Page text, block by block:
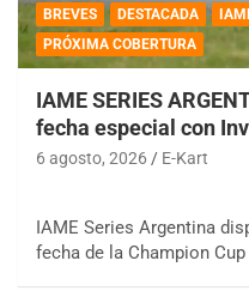
BREVES DESTACADA
PRÓXIMA COBERTURA
IAME SERIES
fecha especial con
6 agosto, 2026 E-Kart
IAME Series Argentina
fecha de la Champion